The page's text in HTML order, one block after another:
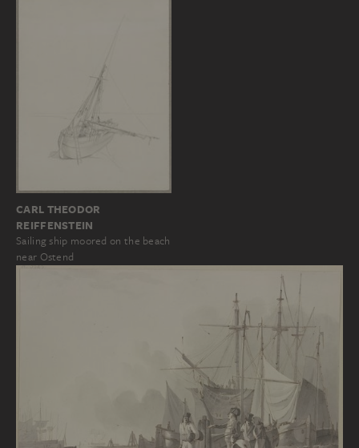
CARL THEODOR
REIFFENSTEIN
Sailing ship moored on the beach
near Ostend